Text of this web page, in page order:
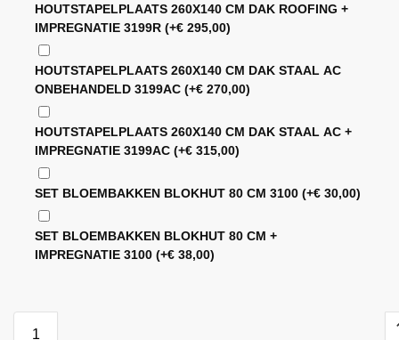
HOUTSTAPELPLAATS 260X140 CM DAK ROOFING +
IMPREGNATIE 3199R(+€ 295,00)
HOUTSTAPELPLAATS 260X140 CM DAK STAAL AC
ONBEHANDELD 3199AC(+€ 270,00)
HOUTSTAPELPLAATS 260X140 CM DAK STAAL AC +
IMPREGNATIE 3199AC(+€ 315,00)
SET BLOEMBAKKEN BLOKHUT 80 CM 3100(+€ 30,00)
SET BLOEMBAKKEN BLOKHUT 80 CM +
IMPREGNATIE 3100(+€ 38,00)